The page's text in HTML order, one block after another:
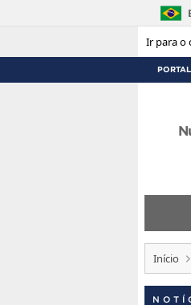
Ir para o
Início